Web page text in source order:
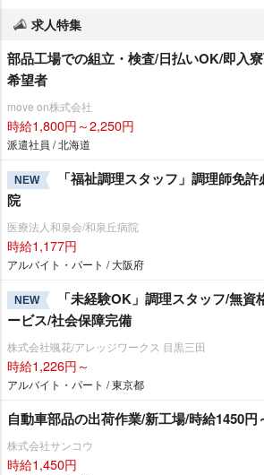
求人特集
部品工場での組立・検査/日払いOK/即入
希望者
move on株式会社
時給1,800円～2,250円
派遣社員 / 北海道
NEW
「福祉調理スタッフ」調理師免
院
医療法人和泉会/和泉丘病院
時給1,177円
アルバイト・パート / 大阪府
NEW
「未経験OK」調理スタッフ/無
ービス/社会保障完備
株式会社颯花/アレッジワークス 目黒三田
時給1,226円～
アルバイト・パート / 東京都
自動車部品の出荷作業/新工場/時給1450円
株式会社サンコウ
時給1,450円